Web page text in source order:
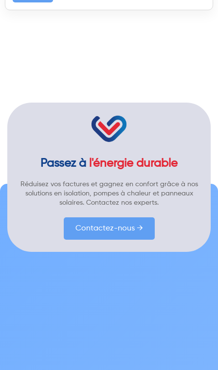
Passez à l'énergie durable
Réduisez vos factures et gagnez en confort grâce à nos
solutions en isolation, pompes à chaleur et panneaux
solaires. Contactez nos experts.
Contactez-nous →